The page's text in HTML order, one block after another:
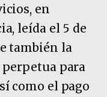
en
leída el 5 de
también la
para
como el pago